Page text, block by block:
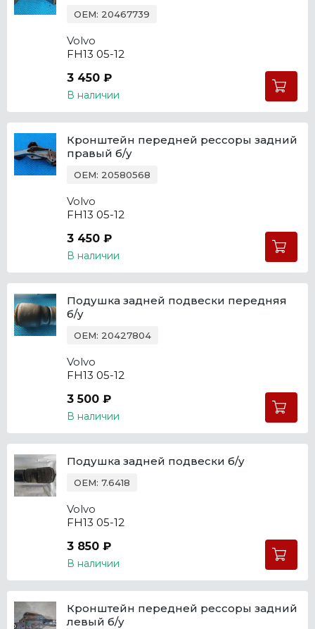
OEM: 20467739
Volvo
FH13 05-12
3 450 ₽
В наличии
Кронштейн передней рессоры задний
правый б/у
OEM: 20580568
Volvo
FH13 05-12
3 450 ₽
В наличии
Подушка задней подвески передняя
б/у
OEM: 20427804
Volvo
FH13 05-12
3 500 ₽
В наличии
Подушка задней подвески б/у
OEM: 7.6418
Volvo
FH13 05-12
3 850 ₽
В наличии
Кронштейн передней рессоры задний
левый б/у